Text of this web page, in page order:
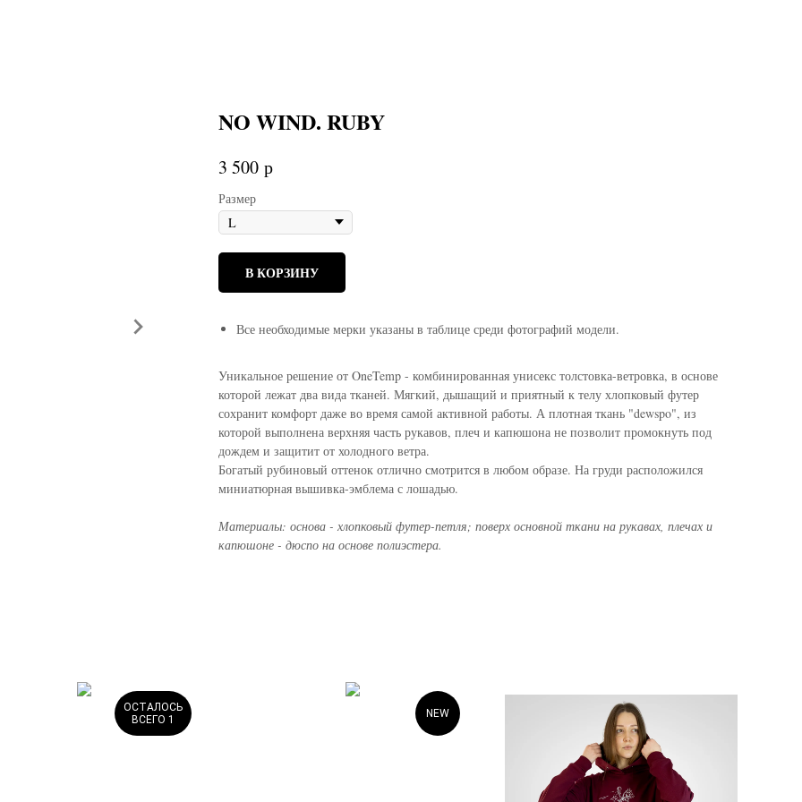
NO WIND. RUBY
3 500 р
Размер
В КОРЗИНУ
Все необходимые мерки указаны в таблице среди фотографий модели.
Уникальное решение от OneTemp - комбинированная унисекс толстовка-ветровка, в основе
которой лежат два вида тканей. Мягкий, дышащий и приятный к телу хлопковый футер
сохранит комфорт даже во время самой активной работы. А плотная ткань "dewspo", из
которой выполнена верхняя часть рукавов, плеч и капюшона не позволит промокнуть под
дождем и защитит от холодного ветра.
Богатый рубиновый оттенок отлично смотрится в любом образе. На груди расположился
миниатюрная вышивка-эмблема с лошадью.
Материалы: основа - хлопковый футер-петля; поверх основной ткани на рукавах, плечах и
капюшоне - дюспо на основе полиэстера.
ОСТАЛОСЬ
ВСЕГО 1
NEW